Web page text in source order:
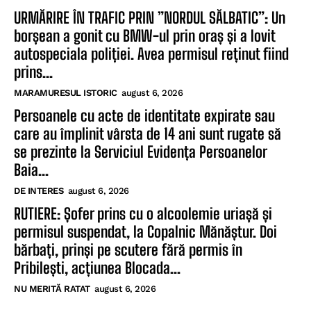
URMĂRIRE ÎN TRAFIC PRIN ”NORDUL SĂLBATIC”: Un
borșean a gonit cu BMW-ul prin oraș și a lovit
autospeciala poliției. Avea permisul reținut fiind
prins...
MARAMURESUL ISTORIC august 6, 2026
Persoanele cu acte de identitate expirate sau
care au împlinit vârsta de 14 ani sunt rugate să
se prezinte la Serviciul Evidența Persoanelor
Baia...
DE INTERES august 6, 2026
RUTIERE: Șofer prins cu o alcoolemie uriașă și
permisul suspendat, la Copalnic Mănăștur. Doi
bărbați, prinși pe scutere fără permis în
Pribilești, acțiunea Blocada...
NU MERITĂ RATAT august 6, 2026